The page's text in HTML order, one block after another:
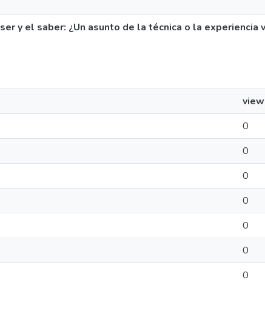
y el saber: ¿Un asunto de la técnica o la experiencia
0
0
0
0
0
0
0